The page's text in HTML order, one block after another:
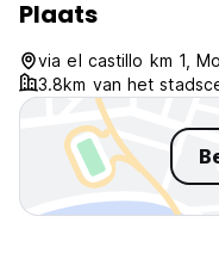
Plaats
via el castillo km 1,
3.8km van het